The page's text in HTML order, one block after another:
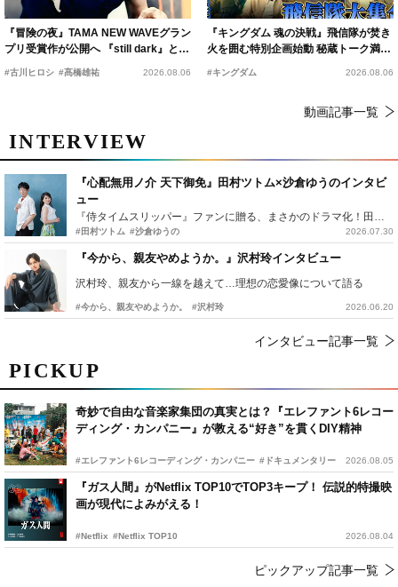
PICKUP
奇妙で自由な音楽家集団の真実とは？『エレファント6レコー
ディング・カンパニー』が教える“好き”を貫くDIY精神
#エレファント6レコーディング・カンパニー #ドキュメンタリー 2026.08.05
『ガス人間』がNetflix TOP10でTOP3キープ！ 伝説的特撮映
画が現代によみがえる！
#Netflix #Netflix TOP10 2026.08.04
ピックアップ記事一覧
『冒険の夜』TAMA NEW WAVEグラン
プリ受賞作が公開へ 『still dark』と同
時上映決定
#古川ヒロシ #髙橋雄祐 2026.08.06
『キングダム 魂の決戦』飛信隊が焚き
火を囲む特別企画始動 秘蔵トーク満載
の“キングダムキャンプ”開催
#キングダム 2026.08.06
動画記事一覧
INTERVIEW
『心配無用ノ介 天下御免』田村ツトム×沙倉ゆうのインタビ
ュー
#田村ツトム #沙倉ゆうの 2026.07.30
『今から、親友やめようか。』沢村玲インタビュー
沢村玲、親友から一線を越えて…理想の恋愛像について語る
#今から、親友やめようか。 #沢村玲 2026.06.20
インタビュー記事一覧